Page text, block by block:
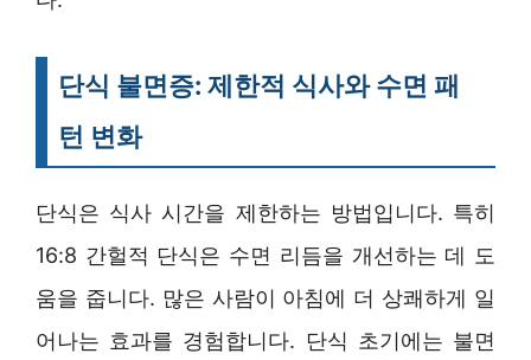
단식 불면증: 제한적 식사와 수면 패
턴 변화
단식은 식사 시간을 제한하는 방법입니다. 특히
16:8 간헐적 단식은 수면 리듬을 개선하는 데 도
움을 줍니다. 많은 사람이 아침에 더 상쾌하게 일
어나는 효과를 경험합니다. 단식 초기에는 불면